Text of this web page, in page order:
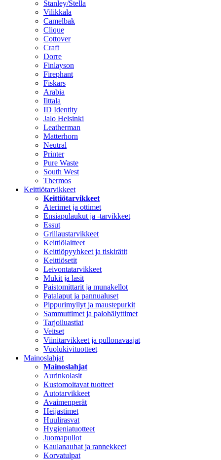
Stanley/Stella
Vilikkala
Camelbak
Clique
Cottover
Craft
Dorre
Finlayson
Firephant
Fiskars
Arabia
Iittala
ID Identity
Jalo Helsinki
Leatherman
Matterhorn
Neutral
Printer
Pure Waste
South West
Thermos
Keittiötarvikkeet
Keittiötarvikkeet
Aterimet ja ottimet
Ensiapulaukut ja -tarvikkeet
Essut
Grillaustarvikkeet
Keittiölaitteet
Keittiöpyyhkeet ja tiskirätit
Keittiösetit
Leivontatarvikkeet
Mukit ja lasit
Paistomittarit ja munakellot
Patalaput ja pannualuset
Pippurimyllyt ja maustepurkit
Sammuttimet ja palohälyttimet
Tarjoiluastiat
Veitset
Viinitarvikkeet ja pullonavaajat
Vuolukivituotteet
Mainoslahjat
Mainoslahjat
Aurinkolasit
Kustomoitavat tuotteet
Autotarvikkeet
Avaimenperät
Heijastimet
Huulirasvat
Hygieniatuotteet
Juomapullot
Kaulanauhat ja rannekkeet
Korvatulpat